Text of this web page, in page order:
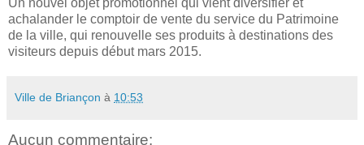
achalander le comptoir de vente du service du Patrimoine
de la ville, qui renouvelle ses produits à destinations des
visiteurs depuis début mars 2015.
Ville de Briançon à 10:53
Aucun commentaire: